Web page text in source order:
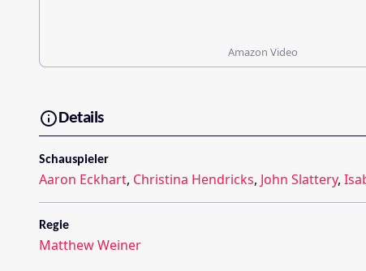
Amazon Video
Details
Schauspieler
Aaron Eckhart, Christina Hendricks, John Slattery,
Regie
Matthew Weiner